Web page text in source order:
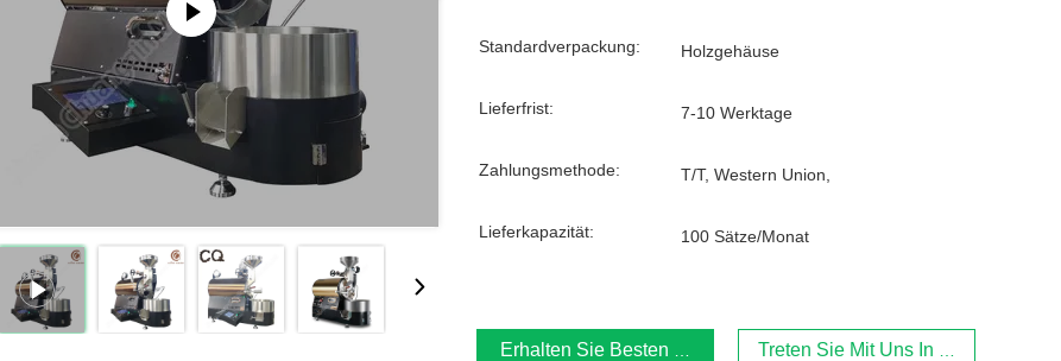
Standardverpackung: Holzgehäuse
Lieferfrist: 7-10 Werktage
Zahlungsmethode: T/T, Western Union,
Lieferkapazität: 100 Sätze/Monat
Erhalten Sie Besten Preis Treten Sie Mit Uns In Verbindung